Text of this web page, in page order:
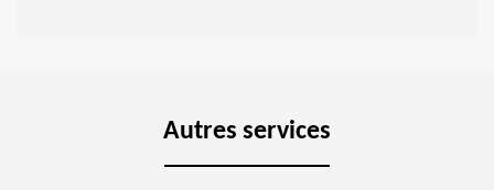
Autres services